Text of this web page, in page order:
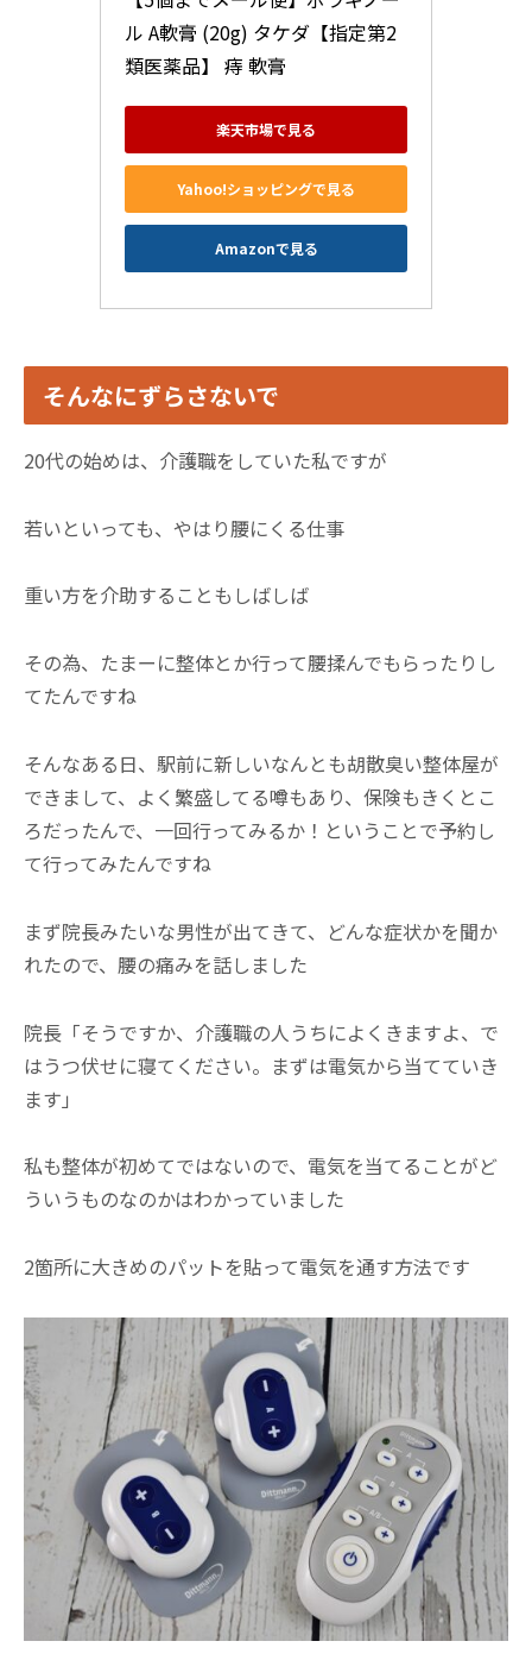
ル A軟膏 (20g) タケダ【指定第2
類医薬品】 痔 軟膏
楽天市場で見る
Yahoo!ショッピングで見る
Amazonで見る
そんなにずらさないで
20代の始めは、介護職をしていた私ですが
若いといっても、やはり腰にくる仕事
重い方を介助することもしばしば
その為、たまーに整体とか行って腰揉んでもらったりし
てたんですね
そんなある日、駅前に新しいなんとも胡散臭い整体屋が
できまして、よく繁盛してる噂もあり、保険もきくとこ
ろだったんで、一回行ってみるか！ということで予約し
て行ってみたんですね
まず院長みたいな男性が出てきて、どんな症状かを聞か
れたので、腰の痛みを話しました
院長「そうですか、介護職の人うちによくきますよ、で
はうつ伏せに寝てください。まずは電気から当てていき
ます」
私も整体が初めてではないので、電気を当てることがど
ういうものなのかはわかっていました
2箇所に大きめのパットを貼って電気を通す方法です